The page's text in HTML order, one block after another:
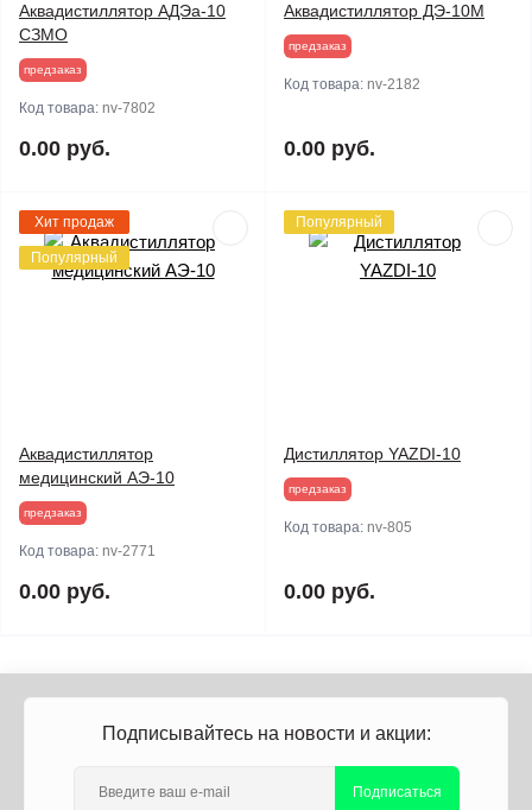
Аквадистиллятор АДЭа-10
СЗМО
предзаказ
Код товара: nv-7802
0.00 руб.
Аквадистиллятор ДЭ-10М
предзаказ
Код товара: nv-2182
0.00 руб.
Хит продаж
Популярный
Аквадистиллятор
медицинский АЭ-10
предзаказ
Код товара: nv-2771
0.00 руб.
Популярный
Дистиллятор YAZDI-10
предзаказ
Код товара: nv-805
0.00 руб.
Подписывайтесь на новости и акции:
Подписаться